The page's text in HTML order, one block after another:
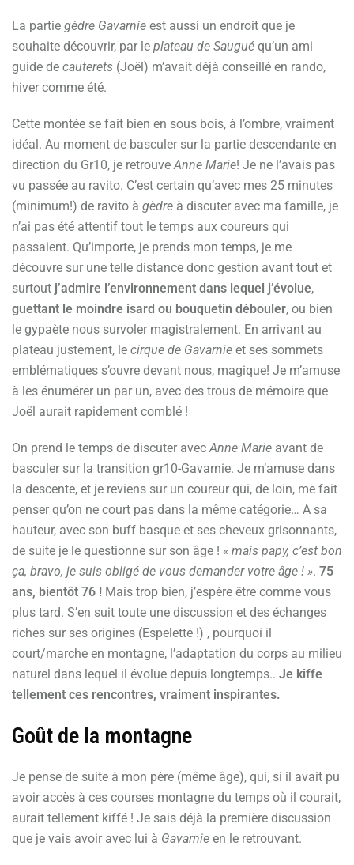
La partie gèdre Gavarnie est aussi un endroit que je
souhaite découvrir, par le plateau de Saugué qu’un ami
guide de cauterets (Joël) m’avait déjà conseillé en rando,
hiver comme été.
Cette montée se fait bien en sous bois, à l’ombre, vraiment
idéal. Au moment de basculer sur la partie descendante en
direction du Gr10, je retrouveAnne Marie! Je ne l’avais pas
vu passée au ravito. C’est certain qu’avec mes 25 minutes
(minimum!) de ravito à gèdre à discuter avec ma famille, je
n’ai pas été attentif tout le temps aux coureurs qui
passaient. Qu’importe, je prends mon temps, je me
découvre sur une telle distance donc gestion avant tout et
surtout j’admire l’environnement dans lequel j’évolue,
guettant le moindre isard ou bouquetin débouler, ou bien
le gypaète nous survoler magistralement. En arrivant au
plateau justement, le cirque de Gavarnie et ses sommets
emblématiques s’ouvre devant nous, magique! Je m’amuse
à les énumérer un par un, avec des trous de mémoire que
Joël aurait rapidement comblé !
On prend le temps de discuter avecAnne Marie avant de
basculer sur la transition gr10-Gavarnie. Je m’amuse dans
la descente, et je reviens sur un coureur qui, de loin, me fait
penser qu’on ne court pas dans la même catégorie… A sa
hauteur, avec son buff basque et ses cheveux grisonnants,
de suite je le questionne sur son âge ! « mais papy, c’est bon
ça, bravo, je suis obligé de vous demander votre âge ! ». 75
ans, bientôt 76 ! Mais trop bien, j’espère être comme vous
plus tard. S’en suit toute une discussion et des échanges
riches sur ses origines (Espelette !) , pourquoi il
court/marche en montagne, l’adaptation du corps au milieu
naturel dans lequel il évolue depuis longtemps.. Je kiffe
tellement ces rencontres, vraiment inspirantes.
Goût de la montagne
Je pense de suite à mon père (même âge), qui, si il avait pu
avoir accès à ces courses montagne du temps où il courait,
aurait tellement kiffé ! Je sais déjà la première discussion
que je vais avoir avec lui à Gavarnie en le retrouvant.